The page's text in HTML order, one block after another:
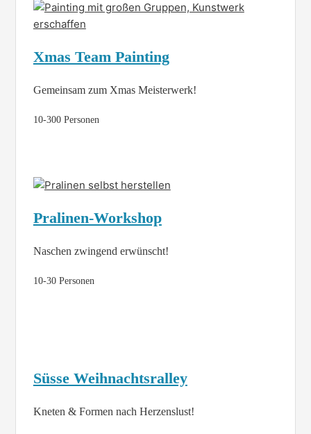
Xmas Team Painting
Gemeinsam zum Xmas Meisterwerk!
10-300 Personen
Pralinen-Workshop
Naschen zwingend erwünscht!
10-30 Personen
Süsse Weihnachtsralley
Kneten & Formen nach Herzenslust!